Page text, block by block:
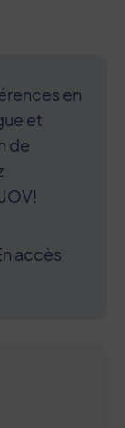
en
et
de
accès